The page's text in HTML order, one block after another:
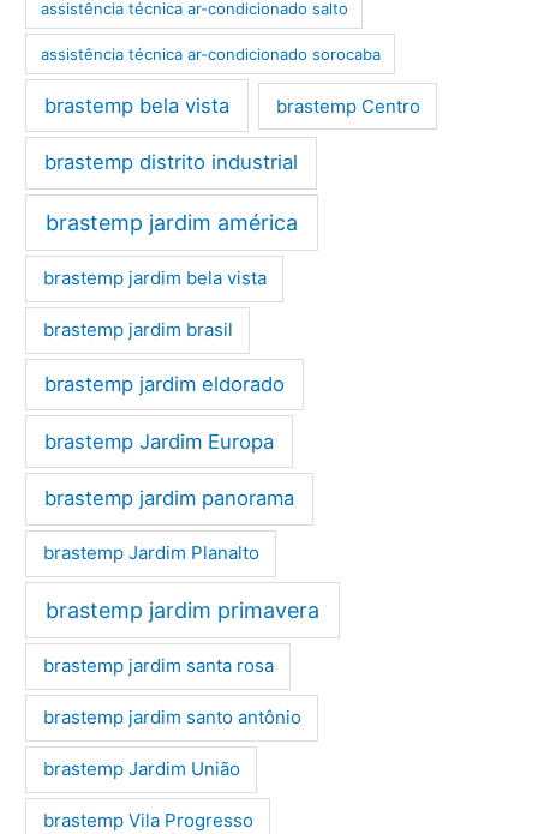
assistência técnica ar-condicionado salto
assistência técnica ar-condicionado sorocaba
brastemp bela vista brastemp Centro
brastemp distrito industrial
brastemp jardim américa
brastemp jardim bela vista
brastemp jardim brasil
brastemp jardim eldorado
brastemp Jardim Europa
brastemp jardim panorama
brastemp Jardim Planalto
brastemp jardim primavera
brastemp jardim santa rosa
brastemp jardim santo antônio
brastemp Jardim União
brastemp Vila Progresso